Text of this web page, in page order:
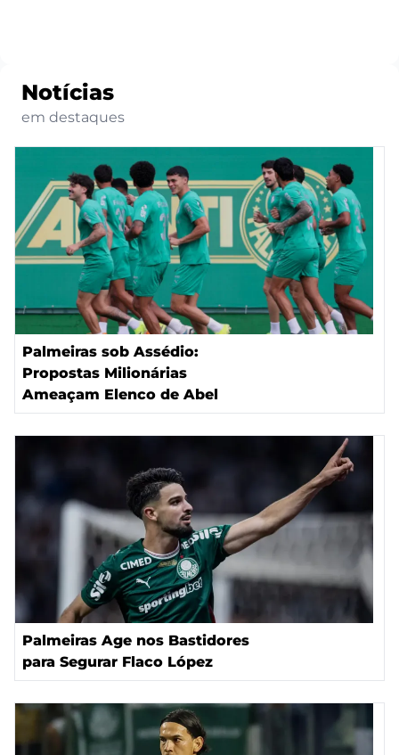
Notícias
em destaques
Palmeiras sob Assédio:
Propostas Milionárias
Ameaçam Elenco de Abel
Palmeiras Age nos Bastidores
para Segurar Flaco López